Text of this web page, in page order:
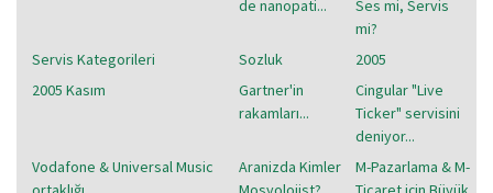
de nanopati...
Ses mi, Servis
mi?
Servis Kategorileri
Sozluk
2005
2005 Kasım
Gartner'in
rakamları...
Cingular "Live
Ticker" servisini
deniyor...
Vodafone & Universal Music
Aranizda Kimler
M-Pazarlama & M-